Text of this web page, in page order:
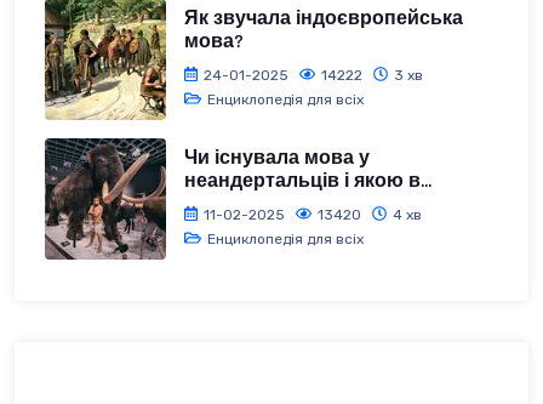
Як звучала індоєвропейська
мова?
24-01-2025 14222
3 хв
Енциклопедія для всіх
Чи існувала мова у
неандертальців і якою в...
11-02-2025 13420
4 хв
Енциклопедія для всіх